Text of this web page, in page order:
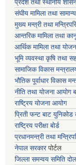
प्रदेश तथा स्थानीय
संघीय मामिला तथा
मुख्य मन्त्री तथा
आन्तरिक मामिला तथा
आर्थिक मामिला तथा
भूमि व्यवस्था कृषि तथा
सामाजिक विकास
भौतिक पूर्वाधार विकास
नीति तथा योजना आयोग
राष्ट्रिय योजना आयोग
प्रिती फन्ट बाट युनिकोड
राष्ट्रिय परीक्षा बोर्ड
प्रधानमन्त्री तथा
नेपाल सरकारपोर्टल
जिल्ला समन्वय समिति